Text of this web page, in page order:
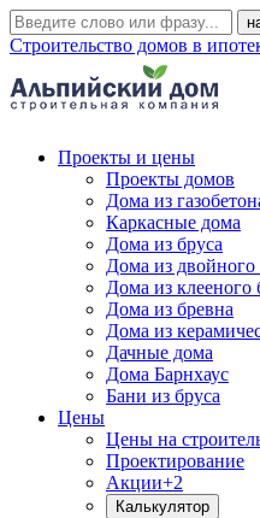
Строительство домов в
Проекты и цены
Проекты домов
Дома из
Каркасные дома
Дома из бруса
Дома из двойного
Дома из клееного
Дома из бревна
Дома из
Дачные дома
Дома Барнхаус
Бани из бруса
Цены
Цены на
Проектирование
Акции+2
Калькулятор